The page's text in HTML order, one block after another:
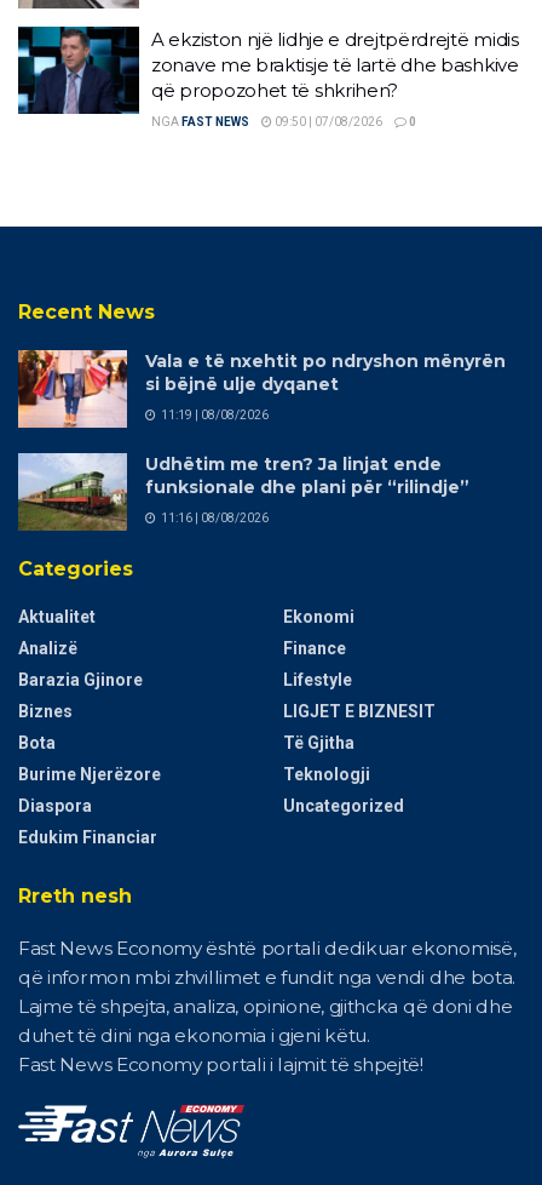
A ekziston një lidhje e drejtpërdrejtë midis
zonave me braktisje të lartë dhe bashkive
që propozohet të shkrihen?
NGA FAST NEWS 09:50 | 07/08/2026 0
Recent News
Vala e të nxehtit po ndryshon mënyrën
si bëjnë ulje dyqanet
11:19 | 08/08/2026
Udhëtim me tren? Ja linjat ende
funksionale dhe plani për “rilindje”
11:16 | 08/08/2026
Categories
Aktualitet
Analizë
Barazia Gjinore
Biznes
Bota
Burime Njerëzore
Diaspora
Edukim Financiar
Ekonomi
Finance
Lifestyle
LIGJET E BIZNESIT
Të Gjitha
Teknologji
Uncategorized
Rreth nesh
Fast News Economy është portali dedikuar ekonomisë,
që informon mbi zhvillimet e fundit nga vendi dhe bota.
Lajme të shpejta, analiza, opinione, gjithcka që doni dhe
duhet të dini nga ekonomia i gjeni këtu.
Fast News Economy portali i lajmit të shpejtë!